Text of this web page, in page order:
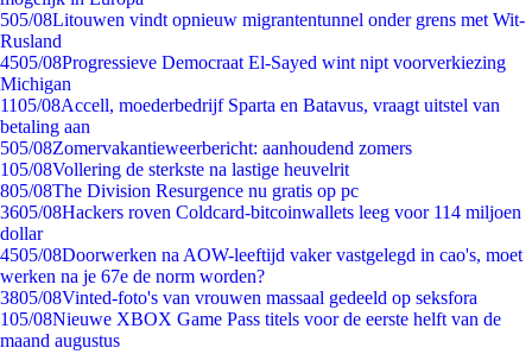
505/08Litouwen vindt opnieuw migrantentunnel onder grens met Wit-
Rusland
4505/08Progressieve Democraat El-Sayed wint nipt voorverkiezing
Michigan
1105/08Accell, moederbedrijf Sparta en Batavus, vraagt uitstel van
betaling aan
505/08Zomervakantieweerbericht: aanhoudend zomers
105/08Vollering de sterkste na lastige heuvelrit
805/08The Division Resurgence nu gratis op pc
3605/08Hackers roven Coldcard-bitcoinwallets leeg voor 114 miljoen
dollar
4505/08Doorwerken na AOW-leeftijd vaker vastgelegd in cao's, moet
werken na je 67e de norm worden?
3805/08Vinted-foto's van vrouwen massaal gedeeld op seksfora
105/08Nieuwe XBOX Game Pass titels voor de eerste helft van de
maand augustus